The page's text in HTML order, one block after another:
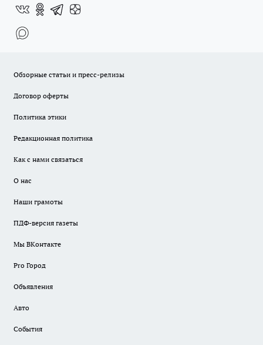
Обзорные статьи и пресс-релизы
Договор оферты
Политика этики
Редакционная политика
Как с нами связаться
О нас
Наши грамоты
ПДФ-версия газеты
Мы ВКонтакте
Pro Город
Объявления
Авто
События